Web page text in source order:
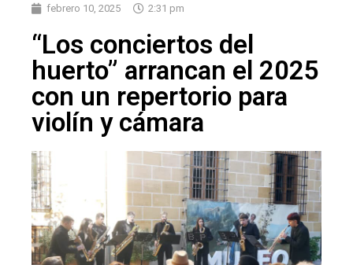
febrero 10, 2025 2:31 pm
“Los conciertos del
huerto” arrancan el 2025
con un repertorio para
violín y cámara